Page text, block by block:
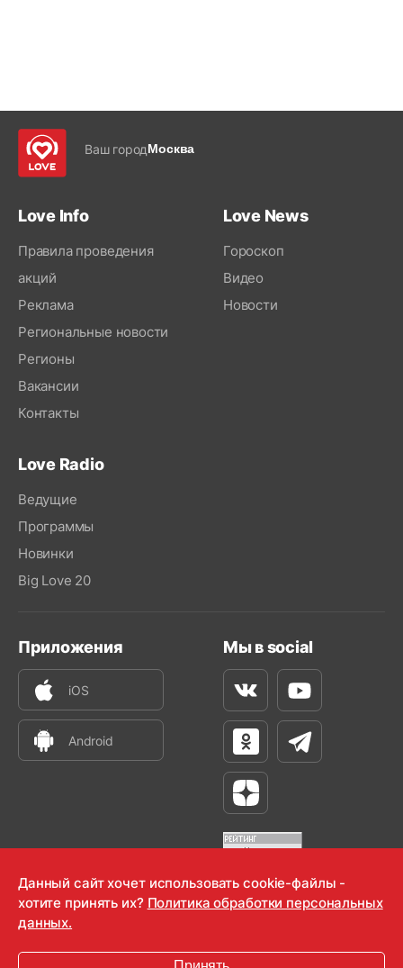
Ваш городМосква
Love Info
Правила проведения
акций
Реклама
Региональные новости
Регионы
Вакансии
Контакты
Love News
Гороскоп
Видео
Новости
Love Radio
Ведущие
Программы
Новинки
Big Love 20
Приложения
iOS
Android
Мы в social
ВконтактеYoutube
Одноклассники
Телеграм
Яндекс Дзен
OOO "Радио-Любовь" 2000-2026
Данный сайт хочет использовать cookie-файлы -
хотите принять их? Политика обработки персональных
данных.